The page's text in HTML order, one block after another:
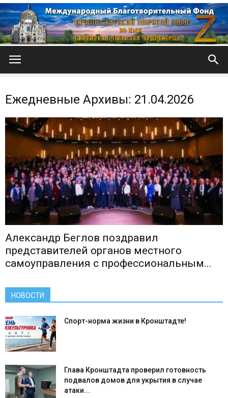
собор
Ежедневные Архивы: 21.04.2026
Александр Беглов поздравил
представителей органов местного
самоуправления с профессиональным...
НОВОСТИ
Спорт-норма жизни в Кронштадте!
Глава Кронштадта проверил готовность
подвалов домов для укрытия в случае
атаки...